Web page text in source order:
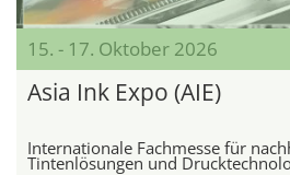
15. - 17. Oktober 2026
Asia Ink Expo (AIE)
Internationale Fachmesse für
Tintenlösungen und